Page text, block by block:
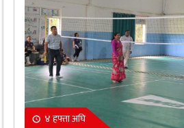
४ हफ्ता अघि